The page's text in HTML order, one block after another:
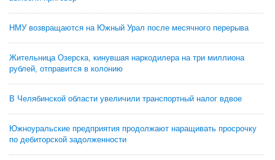
НМУ возвращаются на Южный Урал после месячного перерыва
Жительница Озерска, кинувшая наркодилера на три миллиона
рублей, отправится в колонию
В Челябинской области увеличили транспортный налог вдвое
Южноуральские предприятия продолжают наращивать просрочку
по дебиторской задолженности